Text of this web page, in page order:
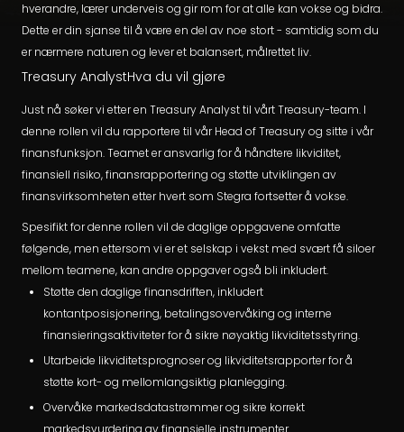
hverandre, lærer underveis og gir rom for at alle kan vokse og bidra.
Dette er din sjanse til å være en del av noe stort - samtidig som du
er nærmere naturen og lever et balansert, målrettet liv.
Treasury AnalystHva du vil gjøre
Just nå søker vi etter en Treasury Analyst til vårt Treasury-team. I
denne rollen vil du rapportere til vår Head of Treasury og sitte i vår
finansfunksjon. Teamet er ansvarlig for å håndtere likviditet,
finansiell risiko, finansrapportering og støtte utviklingen av
finansvirksomheten etter hvert som Stegra fortsetter å vokse.
Spesifikt for denne rollen vil de daglige oppgavene omfatte
følgende, men ettersom vi er et selskap i vekst med svært få siloer
mellom teamene, kan andre oppgaver også bli inkludert.
Støtte den daglige finansdriften, inkludert
kontantposisjonering, betalingsovervåking og interne
finansieringsaktiviteter for å sikre nøyaktig likviditetsstyring.
Utarbeide likviditetsprognoser og likviditetsrapporter for å
støtte kort- og mellomlangsiktig planlegging.
Overvåke markedsdatastrømmer og sikre korrekt
markedsvurdering av finansielle instrumenter.